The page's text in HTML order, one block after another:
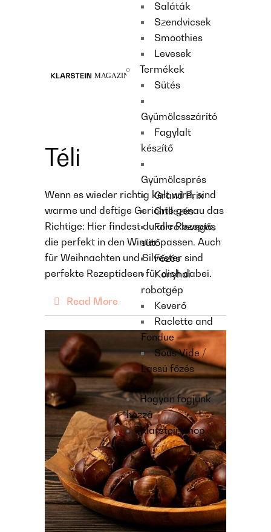
Saláták
Szendvicsek
Smoothies
Levesek
Termékek
Sütés
Gyümölcsszárító
Fagylalt
készítő
Gyümölcsprés
Grand Prix
Grillezés
Forró levegős
sütő
Főzés
Konyhai
robotgép
Keverő
Raclette and
Fondue
Sous Vide /
Lassú főzés
Hogyan fogjunk
hozzá
Klarstein shop
Téli
Wenn es wieder richtig kalt wird, sind
warme und deftige Gerichte genau das
Richtige: Hier findest du alle Rezepte,
die perfekt in den Winter passen. Auch
für Weihnachten und Silvester sind
perfekte Rezeptideen für dich dabei.
Read More